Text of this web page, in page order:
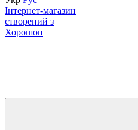
Інтернет-магазин
створений з
Хорошоп